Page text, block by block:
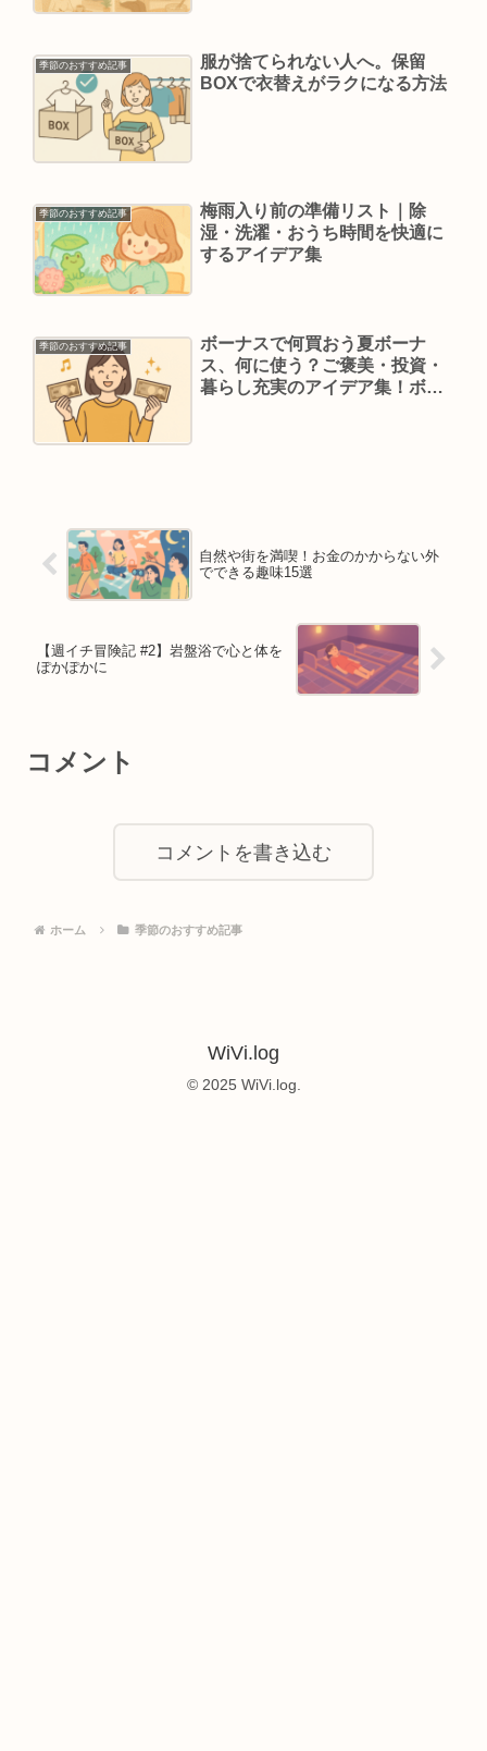
季節のおすすめ記事
服が捨てられない人へ。保留
BOXで衣替えがラクになる方法
季節のおすすめ記事
梅雨入り前の準備リスト｜除
湿・洗濯・おうち時間を快適に
するアイデア集
季節のおすすめ記事
ボーナスで何買おう夏ボーナ
ス、何に使う？ご褒美・投資・
暮らし充実のアイデア集！ボー
自然や街を満喫！お金のかからない外
でできる趣味15選
【週イチ冒険記 #2】岩盤浴で心と体を
ぽかぽかに
コメント
コメントを書き込む
ホーム 季節のおすすめ記事
WiVi.log
© 2025 WiVi.log.